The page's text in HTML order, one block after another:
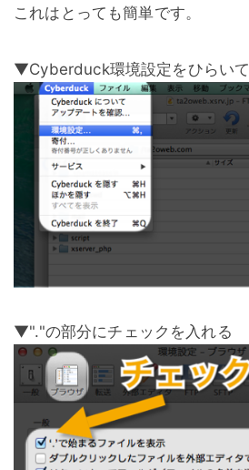
これはとっても簡単です。
▼Cyberduck環境設定をひらいて
▼"."の部分にチェックを入れる